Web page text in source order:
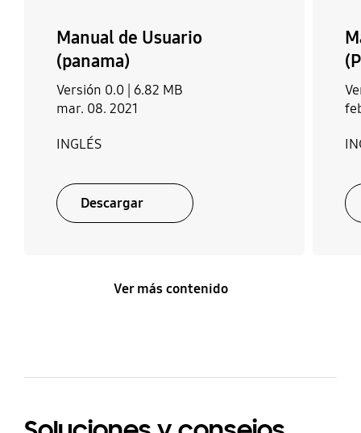
Manual de Usuario
(panama)
Versión 0.0 | 6.82 MB
mar. 08. 2021
INGLÉS
Descargar
Ver más contenido